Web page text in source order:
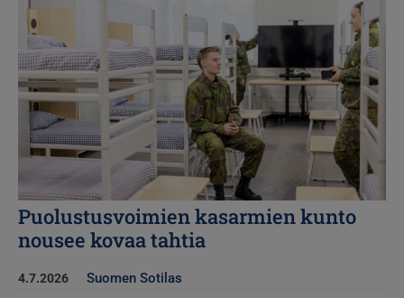
Puolustusvoimien kasarmien kunto
nousee kovaa tahtia
4.7.2026 Suomen Sotilas